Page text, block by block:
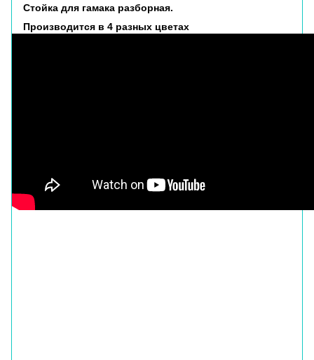
Стойка для гамака разборная.
Производится в 4 разных цветах